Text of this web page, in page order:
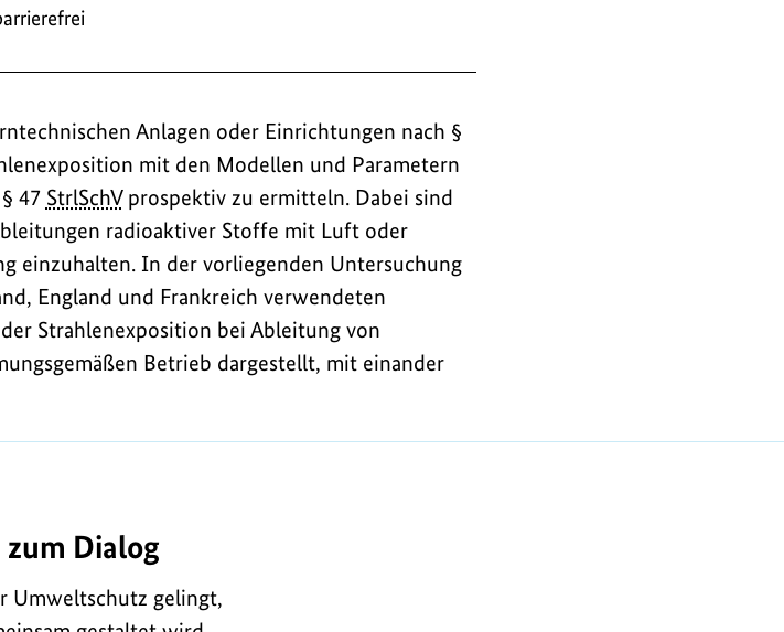
Anlagen oder Einrichtungen nach §
mit den Modellen und Parametern
47 StrlSchVprospektiv zu ermitteln. Dabei sind
radioaktiver Stoffe mit Luft oder
einzuhalten. In der vorliegenden Untersuchung
England und Frankreich verwendeten
Strahlenexposition bei Ableitung von
Betrieb dargestellt, mit einander
zum Dialog
Umweltschutz gelingt,